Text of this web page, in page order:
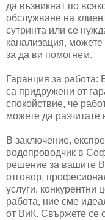
да възникнат по
обслужване на
сутринта или се
канализация,
за да ви помогнем.
Гаранция за работа:
са придружени от
спокойствие, че
можете да разчитате
В заключение,
водопроводчик в
решение за вашите
отговор,
услуги, конкурентни
работа, ние сме
от ВиК. Свържете се